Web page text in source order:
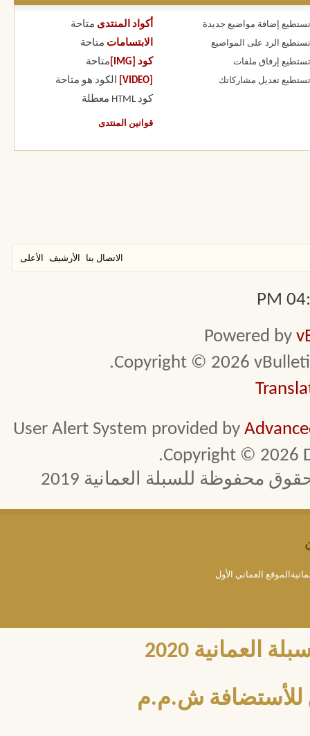
تستطيع إضافة مواضيع جديدة
تستطيع الرد على المواضيع
تستطيع إرفاق ملفات
تستطيع تعديل مشاركاتك
أكواد المنتدى متاحة
الابتسامات متاحة
كود [IMG]
متاحة
الكود هو متاحة
كود HTML
معطلة
قوانين المنتدى
الاتصال بنا الأرشيف الأعلى
Powered by
Copyright © 2026
User Alert System provided by
Copyright © 2026
محفوظة للسبلة العمانية 2019
العماني الأول
2020
للأستضافة ش.م.م